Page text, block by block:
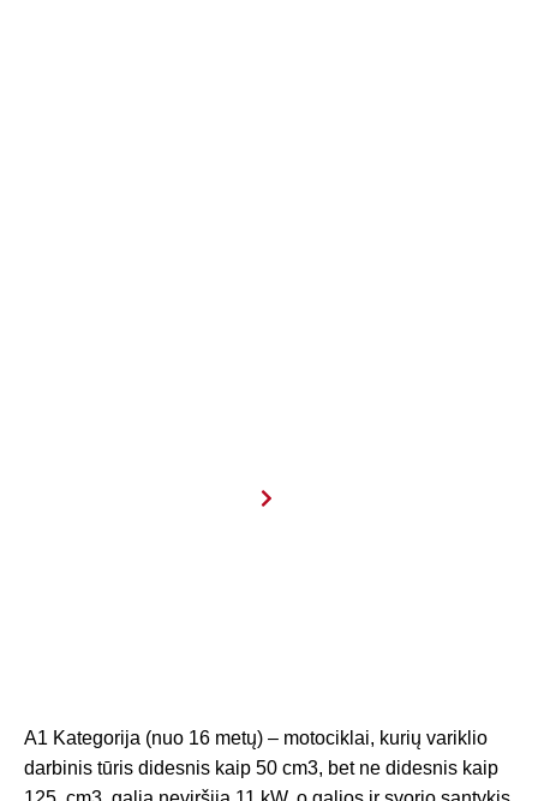
A1 Kategorija (nuo 16 metų) – motociklai, kurių variklio
darbinis tūris didesnis kaip 50 cm3, bet ne didesnis kaip